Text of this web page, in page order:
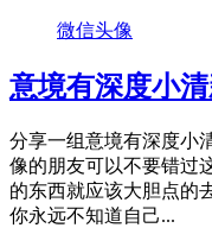
微信头像
意境有深度小
分享一组意境有深度小
像的朋友可以不要错过
的东西就应该大胆点的
你永远不知道自己...